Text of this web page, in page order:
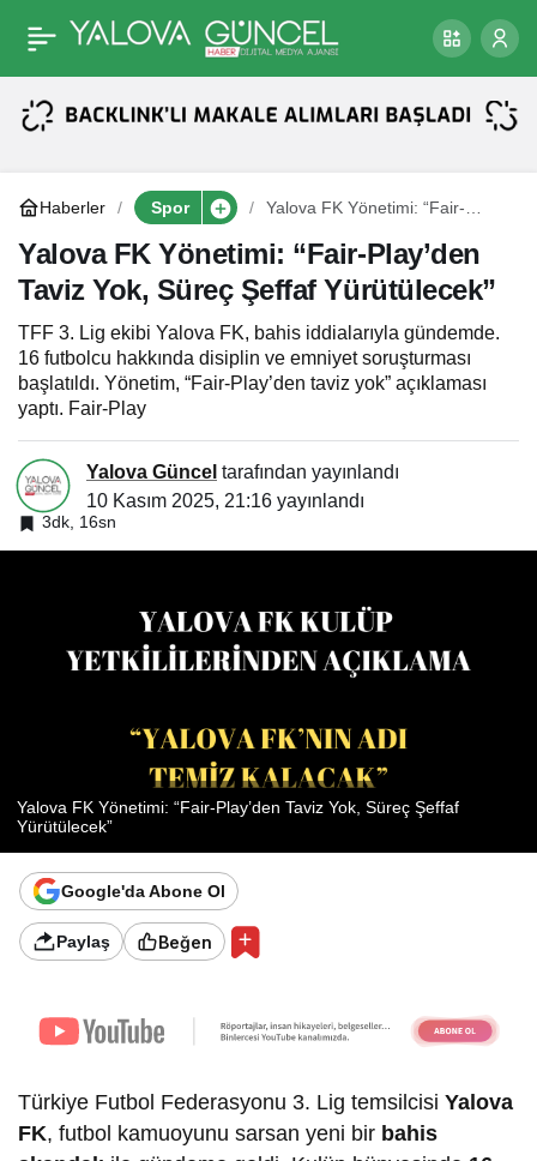
Haberler Spor
Yalova FK Yönetimi: “Fair-
Şeffaf Yürütülecek”
Yalova FK Yönetimi: “Fair-Play’den
Taviz Yok, Süreç Şeffaf Yürütülecek”
TFF 3. Lig ekibi Yalova FK, bahis iddialarıyla gündemde.
16 futbolcu hakkında disiplin ve emniyet soruşturması
başlatıldı. Yönetim, “Fair-Play’den taviz yok” açıklaması
yaptı. Fair-Play
Yalova Güncel tarafından yayınlandı
10 Kasım 2025, 21:16 yayınlandı
3dk, 16sn
Yalova FK Yönetimi: “Fair-Play’den Taviz Yok, Süreç Şeffaf
Yürütülecek”
Google'da Abone Ol
Paylaş Beğen
Türkiye Futbol Federasyonu 3. Lig temsilcisiYalova
FK, futbol kamuoyunu sarsan yeni bir bahis
TFF 2. ve 3. Lig Maç
Takvimi 2 Hafta Ertelendi
Paylaş